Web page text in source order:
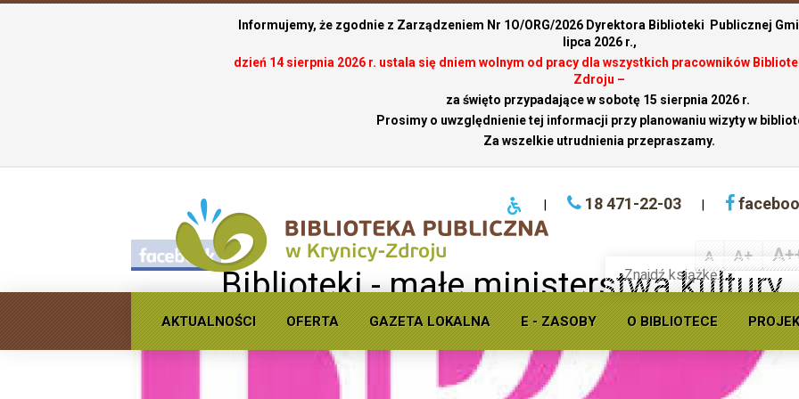
Informujemy, że zgodnie z Zarządzeniem Nr 1O/ORG/2026 Dyrektora Biblioteki Publicznej
lipca 2026 r.,
dzień 14 sierpnia 2026 r. ustala się dniem wolnym od pracy dla wszystkich pracowników
Zdroju –
za święto przypadające w sobotę 15 sierpnia 2026 r.
Prosimy o uwzględnienie tej informacji przy planowaniu wizyty w
Za wszelkie utrudnienia przepraszamy.
18 471-22-03
książkę
w
ofercie
biblioteki
publicznej
AKTUALNOŚCI OFERTA GAZETA LOKALNA E - ZASOBY O BIBLIOTECE
A A+
Biblioteki - małe ministerstwa kultury